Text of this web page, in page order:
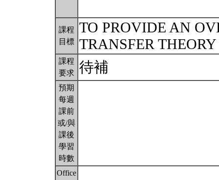
課程
目標
TO PROVIDE AN
TRANSFER
課程
要求 待補
預期
每週
課前
或/與
課後
學習
時數
Office